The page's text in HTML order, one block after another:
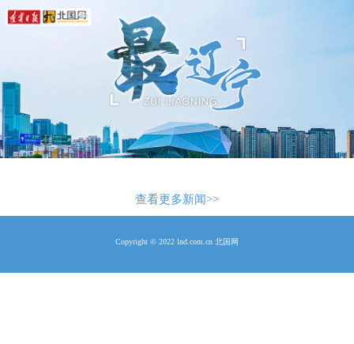
查看更多新闻>>
Copyright © 2022 lnd.com.cn 北国网